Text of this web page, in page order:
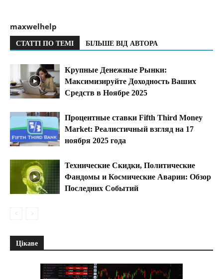
maxwelhelp
СТАТТІ ПО ТЕМІ БІЛЬШЕ ВІД АВТОРА
Крупные Денежные Рынки:
Максимизируйте Доходность Ваших
Средств в Ноябре 2025
Процентные ставки Fifth Third Money
Market: Реалистичный взгляд на 17
ноября 2025 года
Технические Скидки, Политические
Фандомы и Космические Аварии: Обзор
Последних Событий
Цікаве